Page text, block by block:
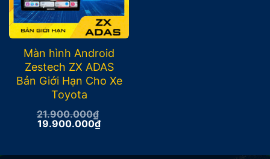
Màn hình Android
Zestech ZX ADAS
Bản Giới Hạn Cho Xe
Toyota
21.900.000₫
Giá
21.900.000₫.
19.900.000₫Giá
là: